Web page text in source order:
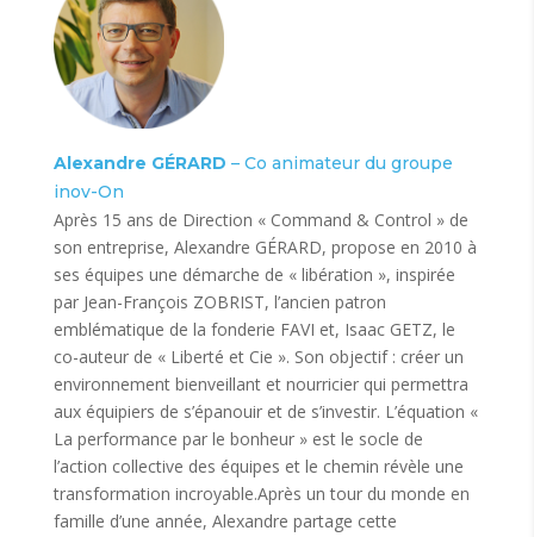
Alexandre GÉRARD – Co animateur du groupe
inov-On
Après 15 ans de Direction « Command & Control » de
son entreprise, Alexandre GÉRARD, propose en 2010 à
ses équipes une démarche de « libération », inspirée
par Jean-François ZOBRIST, l’ancien patron
emblématique de la fonderie FAVI et, Isaac GETZ, le
co-auteur de « Liberté et Cie ». Son objectif : créer un
environnement bienveillant et nourricier qui permettra
aux équipiers de s’épanouir et de s’investir. L’équation «
La performance par le bonheur » est le socle de
l’action collective des équipes et le chemin révèle une
transformation incroyable.Après un tour du monde en
famille d’une année, Alexandre partage cette